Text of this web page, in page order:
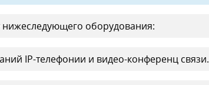
нижеследующего оборудования:
IP-телефонии и видео-конференц связи.